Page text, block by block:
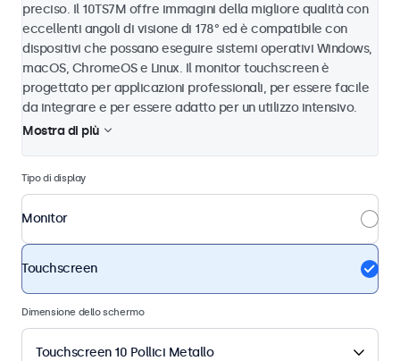
preciso. Il 10TS7M offre immagini della migliore qualità con
eccellenti angoli di visione di 178° ed è compatibile con
dispositivi che possano eseguire sistemi operativi Windows,
macOS, ChromeOS e Linux. Il monitor touchscreen è
progettato per applicazioni professionali, per essere facile
da integrare e per essere adatto per un utilizzo intensivo.
Mostra di più
Tipo di display
Monitor
Touchscreen
Dimensione dello schermo
Touchscreen 10 Pollici Metallo